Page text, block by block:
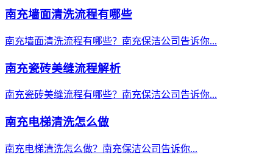
南充墙面清洗流程有哪些
南充墙面清洗流程有哪些？南充保洁公司告诉你...
南充瓷砖美缝流程解析
南充瓷砖美缝流程有哪些？南充保洁公司告诉你...
南充电梯清洗怎么做
南充电梯清洗怎么做？南充保洁公司告诉你...